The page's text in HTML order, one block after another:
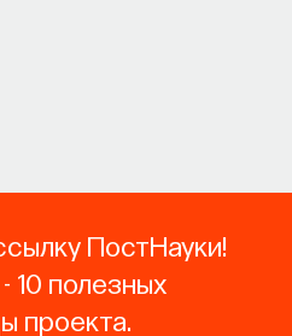
ПостНауки!
10 полезных
проекта.